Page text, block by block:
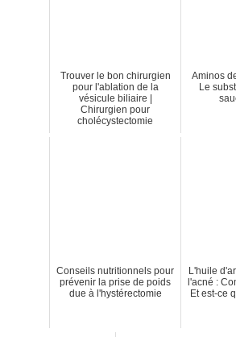
Trouver le bon chirurgien
pour l'ablation de la
vésicule biliaire |
Chirurgien pour
cholécystectomie
Aminos
Le
Conseils nutritionnels pour
prévenir la prise de poids
due à l'hystérectomie
L'huile
l'acné :
Et est-ce